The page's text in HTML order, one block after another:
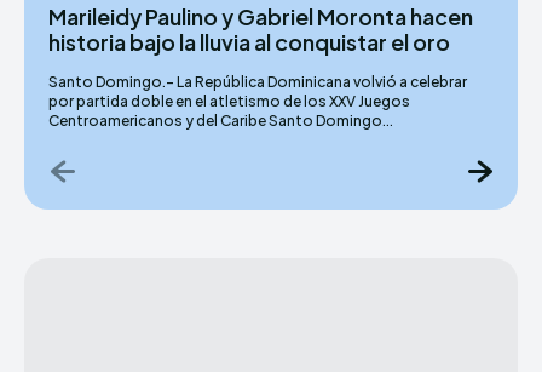
Marileidy Paulino y Gabriel Moronta hacen
historia bajo la lluvia al conquistar el oro
Santo Domingo.– La República Dominicana volvió a celebrar
por partida doble en el atletismo de los XXV Juegos
Centroamericanos y del Caribe Santo Domingo...